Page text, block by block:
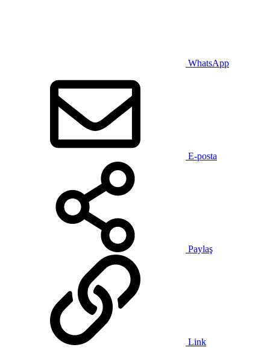
WhatsApp
E-posta
Paylaş
Link